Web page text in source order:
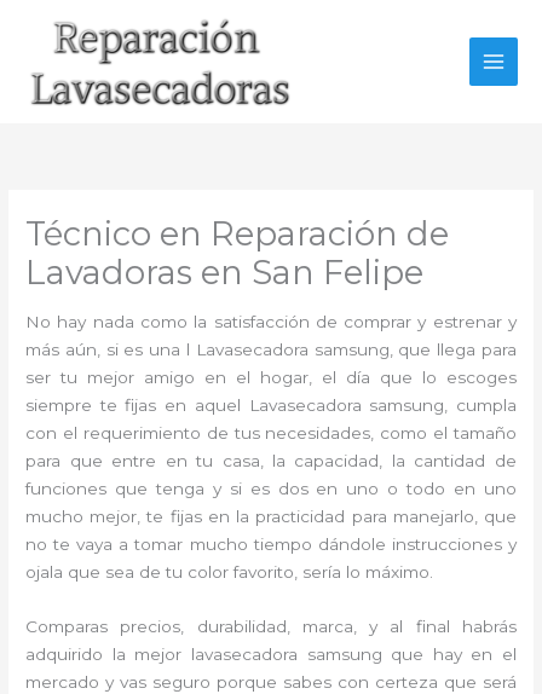
Técnico en Reparación de
Lavadoras en San Felipe
No hay nada como la satisfacción de comprar y estrenar y
más aún, si es una l Lavasecadora samsung, que llega para
ser tu mejor amigo en el hogar, el día que lo escoges
siempre te fijas en aquel Lavasecadora samsung, cumpla
con el requerimiento de tus necesidades, como el tamaño
para que entre en tu casa, la capacidad, la cantidad de
funciones que tenga y si es dos en uno o todo en uno
mucho mejor, te fijas en la practicidad para manejarlo, que
no te vaya a tomar mucho tiempo dándole instrucciones y
ojala que sea de tu color favorito, sería lo máximo.
Comparas precios, durabilidad, marca, y al final habrás
adquirido la mejor lavasecadora samsung que hay en el
mercado y vas seguro porque sabes con certeza que será